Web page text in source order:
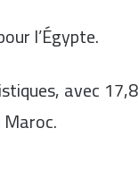
l’Égypte.
avec 17,8